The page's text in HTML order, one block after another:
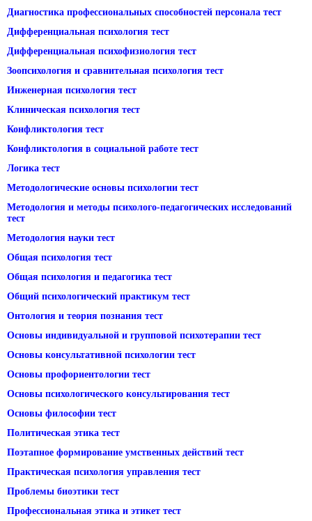
Диагностика профессиональных способностей персонала тест
Дифференциальная психология тест
Дифференциальная психофизиология тест
Зоопсихология и сравнительная психология тест
Инженерная психология тест
Клиническая психология тест
Конфликтология тест
Конфликтология в социальной работе тест
Логика тест
Методологические основы психологии тест
Методология и методы психолого-педагогических исследований
тест
Методология науки тест
Общая психология тест
Общая психология и педагогика тест
Общий психологический практикум тест
Онтология и теория познания тест
Основы индивидуальной и групповой психотерапии тест
Основы консультативной психологии тест
Основы профориентологии тест
Основы психологического консультирования тест
Основы философии тест
Политическая этика тест
Поэтапное формирование умственных действий тест
Практическая психология управления тест
Проблемы биоэтики тест
Профессиональная этика и этикет тест